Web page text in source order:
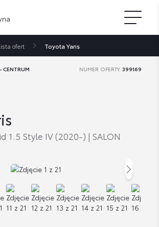
ofert Toyota Yaris
1.5 Style IV (2020-) | SALON
CENTRUM NUMER OFERTY:399169